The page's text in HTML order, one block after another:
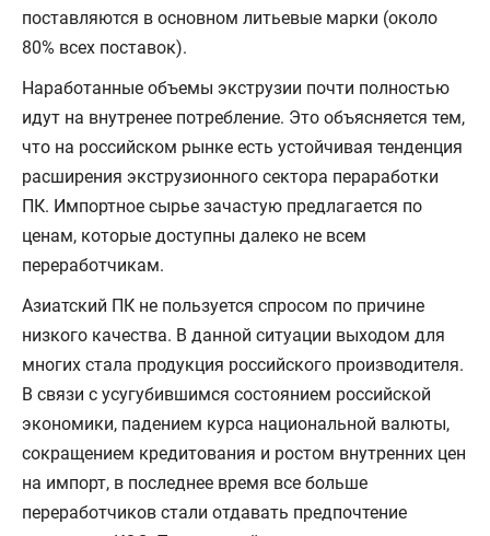
поставляются в основном литьевые марки (около
80% всех поставок).
Наработанные объемы экструзии почти полностью
идут на внутренее потребление. Это объясняется тем,
что на российском рынке есть устойчивая тенденция
расширения экструзионного сектора пераработки
ПК. Импортное сырье зачастую предлагается по
ценам, которые доступны далеко не всем
переработчикам.
Азиатский ПК не пользуется спросом по причине
низкого качества. В данной ситуации выходом для
многих стала продукция российского производителя.
В связи с усугубившимся состоянием российской
экономики, падением курса национальной валюты,
сокращением кредитования и ростом внутренних цен
на импорт, в последнее время все больше
переработчиков стали отдавать предпочтение